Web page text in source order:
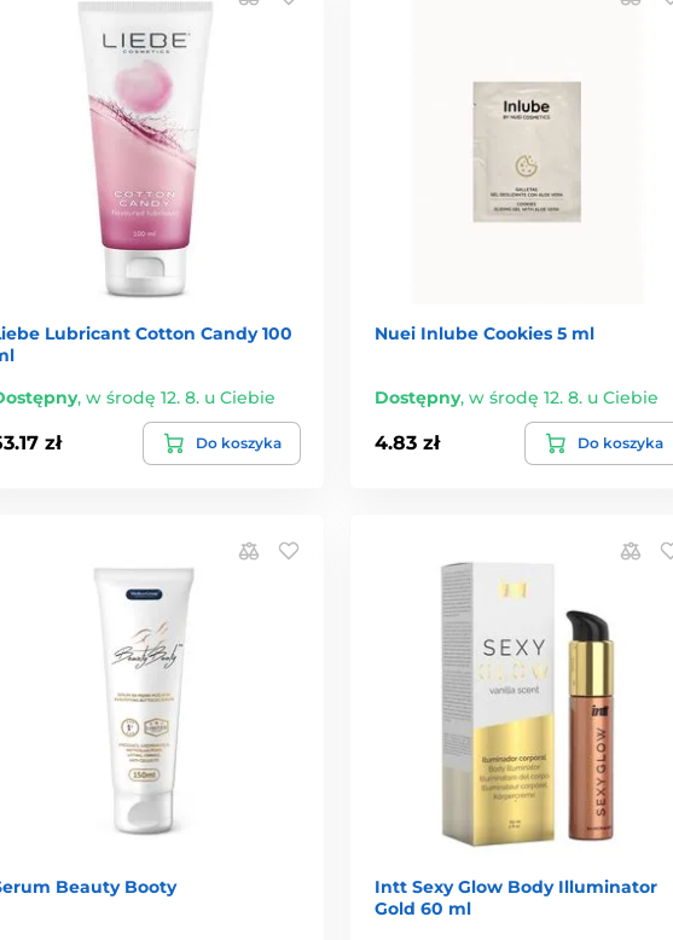
Lubricant Cotton Candy 100
, w środę 12. 8. u Ciebie
zł Do koszyka
Nuei Inlube Cookies 5 ml
Dostępny, w środę 12. 8. u Ciebie
4.83 zł Do koszyka
Beauty Booty
Intt Sexy Glow Body Illuminator
Gold 60 ml